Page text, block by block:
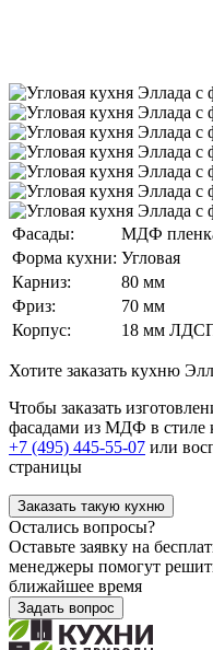
Фасады:
МДФ пленка
Форма кухни: Угловая
Карниз:
80 мм
Фриз:
70 мм
Корпус:
18 мм
Хотите заказать кухню
Чтобы заказать
фасадами из МДФ в стиле
+7 (495) 445-55-07 или
страницы
Заказать такую кухню
Остались вопросы?
Оставьте заявку на
менеджеры помогут
ближайшее время
Задать вопрос